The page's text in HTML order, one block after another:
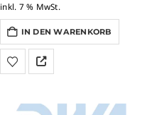
inkl. 7 % MwSt.
IN DEN WARENKORB